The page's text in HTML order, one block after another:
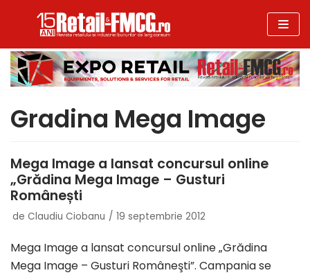
la
conținut
Gradina Mega Image
Mega Image a lansat concursul online
„Grădina Mega Image – Gusturi
Românești
de Claudiu Ciobanu 19 septembrie 2012
Mega Image a lansat concursul online „Grădina
Mega Image – Gusturi Româneşti”. Campania se